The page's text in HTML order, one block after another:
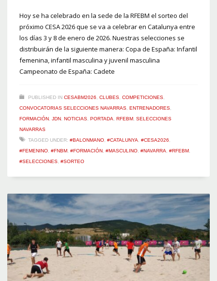
Hoy se ha celebrado en la sede de la RFEBM el sorteo del
próximo CESA 2026 que se va a celebrar en Catalunya entre
los días 3 y 8 de enero de 2026. Nuestras selecciones se
distribuirán de la siguiente manera: Copa de España: Infantil
femenina, infantil masculina y juvenil masculina
Campeonato de España: Cadete
PUBLISHED IN CESABM2026 CLUBES COMPETICIONES
CONVOCATORIAS SELECCIONES NAVARRAS ENTRENADORES
FORMACIÓN JDN NOTICIAS PORTADA RFEBM SELECCIONES
NAVARRAS
TAGGED UNDER: #BALONMANO #CATALUNYA #CESA2026
#FEMENINO #FNBM #FORMACIÓN #MASCULINO #NAVARRA #RFEBM
#SELECCIONES #SORTEO